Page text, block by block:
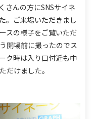
さんの方にSNSサイネ
。 ご来場いただきまし
スの様子をご覧いただ
開場前に撮ったのでス
ク時は入り口付近も中
だけました。